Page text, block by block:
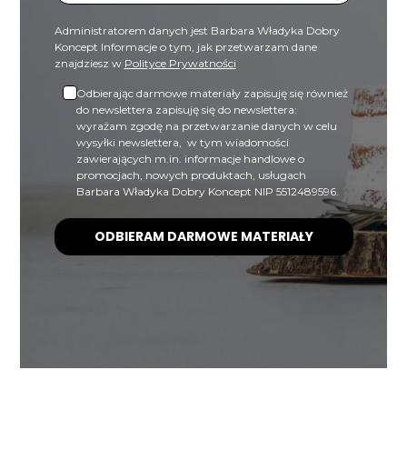
Administratorem danych jest Barbara Władyka Dobry
Koncept Informacje o tym, jak przetwarzam dane
znajdziesz w Polityce Prywatności
Odbierając darmowe materiały zapisuję się również
do newslettera zapisuję się do newslettera:
wyrażam zgodę na przetwarzanie danych w celu
wysyłki newslettera, w tym wiadomości
zawierających m.in. informacje handlowe o
promocjach, nowych produktach, usługach
Barbara Władyka Dobry Koncept NIP 5512489596.
ODBIERAM DARMOWE MATERIAŁY